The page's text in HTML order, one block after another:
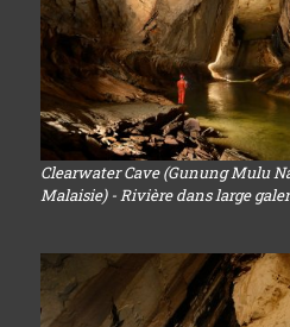
Clearwater Cave (Gunung Mulu
Malaisie) - Rivière dans large